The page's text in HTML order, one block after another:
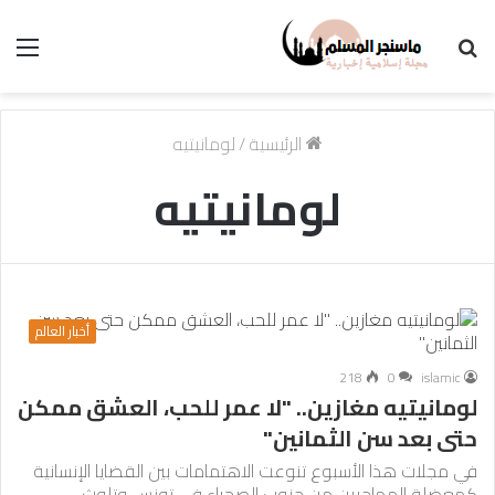
الرئيسية/لومانيتيه
لومانيتيه
أخبار العالم
islamic
0
218
لومانيتيه مغازين.. "لا عمر للحب، العشق ممكن
حتى بعد سن الثمانين"
في مجلات هذا الأسبوع تنوعت الاهتمامات بين القضايا الإنسانية